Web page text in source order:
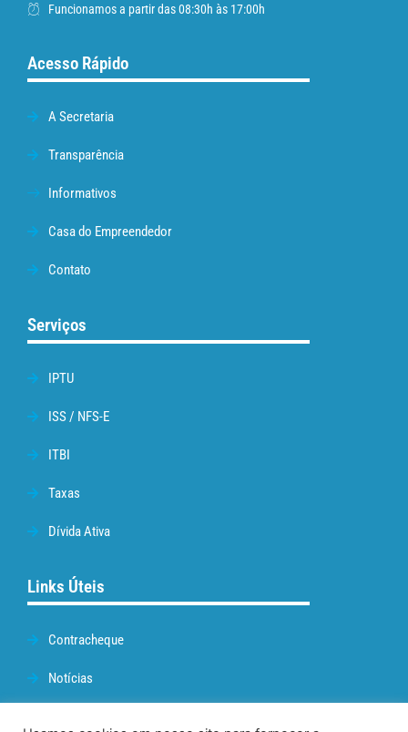
Funcionamos a partir das 08:30h às 17:00h
Acesso Rápido
A Secretaria
Transparência
Informativos
Casa do Empreendedor
Contato
Serviços
IPTU
ISS / NFS-E
ITBI
Taxas
Dívida Ativa
Links Úteis
Contracheque
Notícias